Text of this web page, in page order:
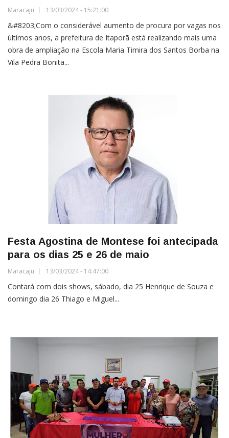
Maracaju 13/03/2024 - 15:21:00
&#8203;Com o considerável aumento de procura por vagas nos
últimos anos, a prefeitura de Itaporã está realizando mais uma
obra de ampliação na Escola Maria Timira dos Santos Borba na
Vila Pedra Bonita...
Festa Agostina de Montese foi antecipada
para os dias 25 e 26 de maio
Maracaju 13/03/2024 - 14:47:00
Contará com dois shows, sábado, dia 25 Henrique de Souza e
domingo dia 26 Thiago e Miguel...